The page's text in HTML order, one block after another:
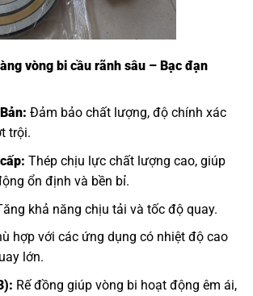
vòng bi cầu rãnh sâu – Bạc đạn
Đảm bảo chất lượng, độ chính xác
trội.
Thép chịu lực chất lượng cao, giúp
ổn định và bền bỉ.
khả năng chịu tải và tốc độ quay.
hợp với các ứng dụng có nhiệt độ cao
lớn.
Rế đồng giúp vòng bi hoạt động êm ái,